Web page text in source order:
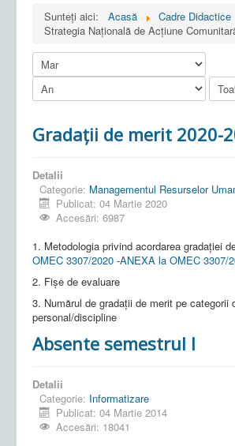
Sunteți aici:
Acasă
Cadre Didactice
Strategia Naţională de Acţiune
Gradații de merit 2020-
Detalii
Categorie: Managementul Resurselor
Publicat: 04 Martie 2020
Accesări: 6987
1. Metodologia privind acordarea gradației
OMEC 3307/2020 -ANEXA la OMEC 3307/
2. Fișe de evaluare
3. Numărul de gradații de merit pe categorii
personal/discipline
Absente semestrul I
Detalii
Categorie: Informatizare
Publicat: 04 Martie 2014
Accesări: 18041